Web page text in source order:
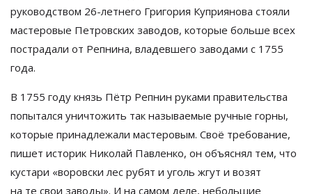
руководством 26-летнего Григория Куприянова стояли
мастеровые Петровских заводов, которые больше всех
пострадали от Репнина, владевшего заводами с 1755
года.
В 1755 году князь Пётр Репнин руками правительства
попытался уничтожить так называемые ручные горны,
которые принадлежали мастеровым. Своё требование,
пишет историк Николай Павленко, он объяснял тем, что
кустари «воровски лес рубят и уголь жгут и возят
на те свои заводы». И на самом деле, небольшие